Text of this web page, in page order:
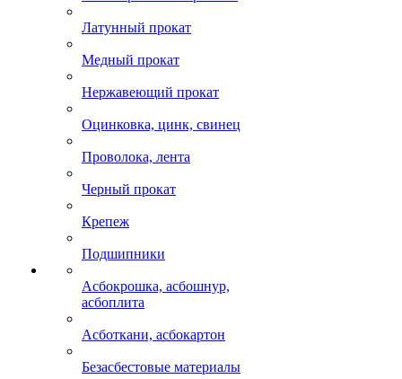
Латунный прокат
Медный прокат
Нержавеющий прокат
Оцинковка, цинк, свинец
Проволока, лента
Черный прокат
Крепеж
Подшипники
Асбокрошка, асбошнур,
асбоплита
Асботкани, асбокартон
Безасбестовые материалы